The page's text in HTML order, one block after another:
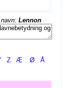
Lennon
Z Æ Ø Å